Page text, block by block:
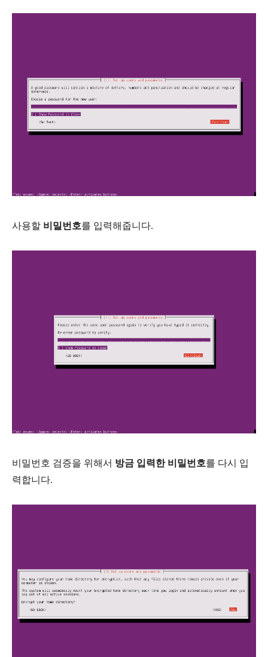
사용할 비밀번호를 입력해줍니다.
비밀번호 검증을 위해서 방금 입력한 비밀번호를 다시 입
력합니다.